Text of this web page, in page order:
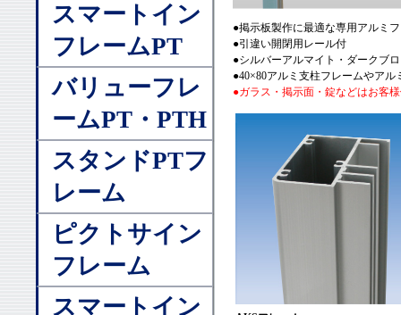
スマートイン
フレームPT
バリューフレ
ームPT・PTH
スタンドPTフ
レーム
ピクトサイン
フレーム
スマートイン
●掲示板製作に最適な専用アルミ
●引違い開閉用レール付
●シルバーアルマイト・ダークブ
●40×80アルミ支柱フレームやア
●ガラス・掲示面・錠などはお客